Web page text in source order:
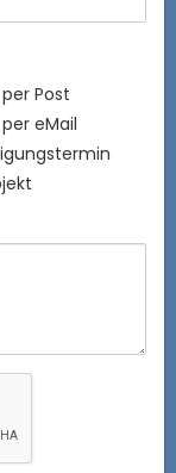
Post
eMail